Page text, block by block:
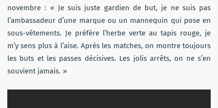
novembre : « Je suis juste gardien de but, je ne suis pas
l’ambassadeur d’une marque ou un mannequin qui pose en
sous-vêtements. Je préfère l’herbe verte au tapis rouge, je
m’y sens plus à l’aise. Après les matches, on montre toujours
les buts et les passes décisives. Les jolis arrêts, on ne s’en
souvient jamais. »